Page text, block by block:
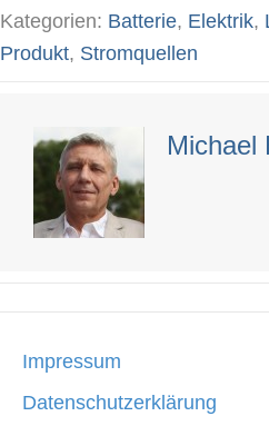
Kategorien: Batterie, Elektrik,
Produkt, Stromquellen
Michael
Impressum
Datenschutzerklärung